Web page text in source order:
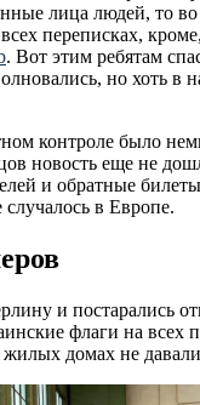
лица людей, то во
всех переписках,
. Вот этим ребятам
но хоть в
контроле было
новость еще не
и обратные
в Европе.
и постарались
флаги на всех
домах не давали